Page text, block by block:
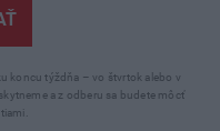
koncu týždňa – vo štvrtok alebo v
a z odberu sa budete môcť